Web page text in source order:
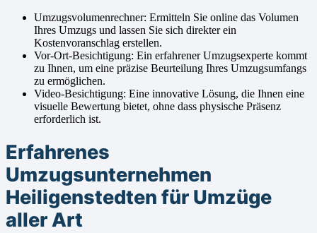
Umzugsvolumenrechner: Ermitteln Sie online das Volumen
Ihres Umzugs und lassen Sie sich direkter ein
Kostenvoranschlag erstellen.
Vor-Ort-Besichtigung: Ein erfahrener Umzugsexperte kommt
zu Ihnen, um eine präzise Beurteilung Ihres Umzugsumfangs
zu ermöglichen.
Video-Besichtigung: Eine innovative Lösung, die Ihnen eine
visuelle Bewertung bietet, ohne dass physische Präsenz
erforderlich ist.
Erfahrenes
Umzugsunternehmen
Heiligenstedten für Umzüge
aller Art